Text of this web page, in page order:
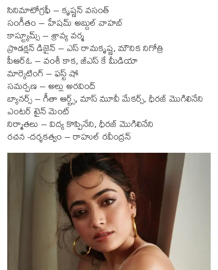
సినిమాటోగ్రఫీ – కృష్ణన్ వసంత్
సంగీతం – హేషమ్ అబ్దుల్ వాహబ్
కాస్ట్యూమ్స్ – శ్రావ్య వర్మ
ప్రొడక్షన్ డిజైన్ – ఎస్ రామకృష్ణ, మౌనిక నిగోత్రి
పీఆర్ఓ – వంశీ కాక, జీఎస్ కే మీడియా
మార్కెటింగ్ – ఫస్ట్ షో
సమర్పణ – అల్లు అరవింద్
బ్యానర్స్ – గీతా ఆర్ట్స్, మాస్ మూవీ మేకర్స్, ధీరజ్ మొగిలినేని
ఎంటర్ టైన్ మెంట్
నిర్మాతలు – విద్య కొప్పినేని, ధీరజ్ మొగిలినేని
రచన -దర్శకత్వం – రాహుల్ రవీంద్రన్